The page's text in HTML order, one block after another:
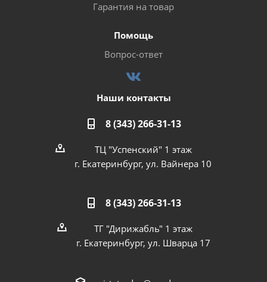
Гарантия на товар
Помощь
Вопрос-ответ
Наши контакты
8 (343) 266-31-13
ТЦ "Успенский" 1 этаж
г. Екатеринбург, ул. Вайнера 10
8 (343) 266-31-13
ТГ "Дирижабль" 1 этаж
г. Екатеринбург, ул. Шварца 17